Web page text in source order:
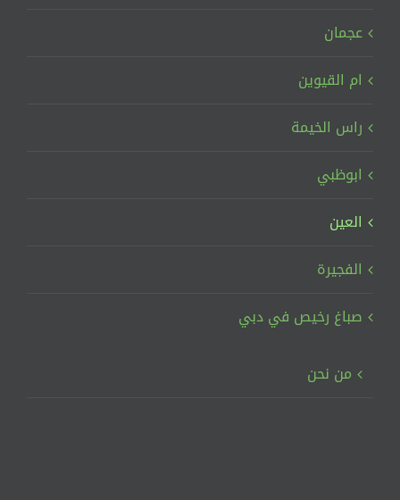
عجمان
ام القيوين
راس الخيمة
ابوظبي
العين
الفجيرة
صباغ رخيص في دبي
من نحن